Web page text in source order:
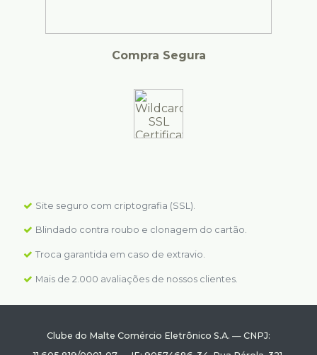
Compra Segura
Site seguro com criptografia (SSL).
Blindado contra roubo e clonagem do cartão.
Troca garantida em caso de extravio.
Mais de 2.000 avaliações de nossos clientes.
Clube do Malte Comércio Eletrônico S.A. — CNPJ: